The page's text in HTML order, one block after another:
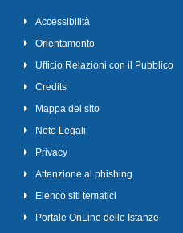
Accessibilità
Orientamento
Ufficio Relazioni con il Pubblico
Credits
Mappa del sito
Note Legali
Privacy
Attenzione al phishing
Elenco siti tematici
Portale OnLine delle Istanze